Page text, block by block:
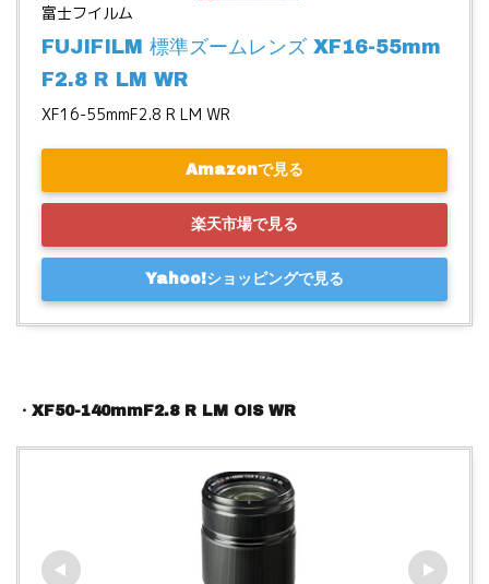
富士フイルム
FUJIFILM 標準ズームレンズ XF16-55mm
F2.8 R LM WR
XF16-55mmF2.8 R LM WR
Amazonで見る
楽天市場で見る
Yahoo!ショッピングで見る
・XF50-140mmF2.8 R LM OIS WR